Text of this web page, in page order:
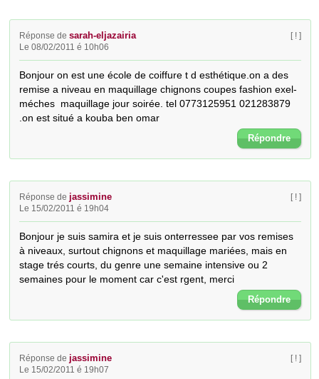
Réponse desarah-eljazairia
Le 08/02/2011 é 10h06
[ ! ]
Bonjour on est une école de coiffure t d esthétique.on a des
remise a niveau en maquillage chignons coupes fashion exel-
méches  maquillage jour soirée. tel 0773125951 021283879
.on est situé a kouba ben omar
Répondre
Réponse de jassimine
Le 15/02/2011 é 19h04
[ ! ]
Bonjour je suis samira et je suis onterressee par vos remises
à niveaux, surtout chignons et maquillage mariées, mais en
stage trés courts, du genre une semaine intensive ou 2
semaines pour le moment car c'est rgent, merci
Répondre
Réponse de jassimine
Le 15/02/2011 é 19h07
[ ! ]